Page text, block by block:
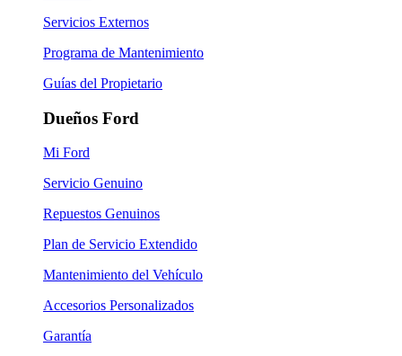
Servicios Externos
Programa de Mantenimiento
Guías del Propietario
Dueños Ford
Mi Ford
Servicio Genuino
Repuestos Genuinos
Plan de Servicio Extendido
Mantenimiento del Vehículo
Accesorios Personalizados
Garantía